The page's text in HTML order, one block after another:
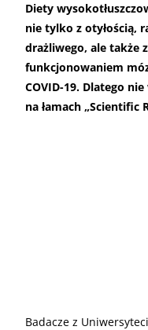
Diety
nie tylko z otyłością,
drażliwego, ale także
funkcjonowaniem
COVID-19. Dlatego
na łamach „Scientific
Badacze z